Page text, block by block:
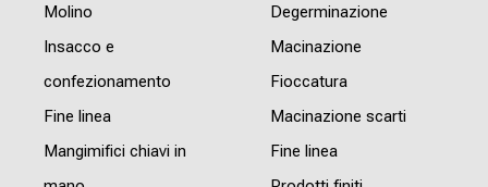
Molino
Insacco e
confezionamento
Fine linea
Mangimifici chiavi in
Degerminazione
Macinazione
Fioccatura
Macinazione scarti
Fine linea